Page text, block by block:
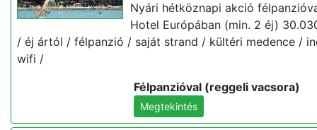
Nyári hétköznapi akció
Hotel Európában (min. 2 éj)
/ éj ártól / félpanzió / saját strand / kültéri medence /
wifi /
Félpanzióval (reggeli vacsora)
Megtekintés